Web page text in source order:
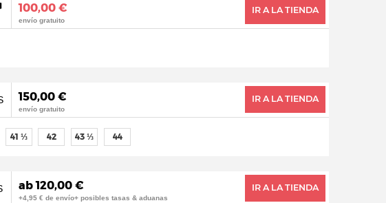
100,00 €
envío gratuito
IR A LA TIENDA
150,00 €
envío gratuito
IR A LA TIENDA
41 ⅓ 42 43 ⅓ 44
ab 120,00 €
+4,95 € de envío+ posibles tasas & aduanas
IR A LA TIENDA